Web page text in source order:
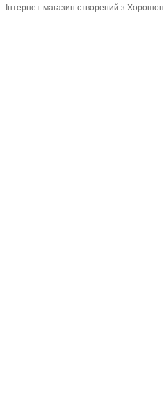
Інтернет-магазин створений з Хорошоп